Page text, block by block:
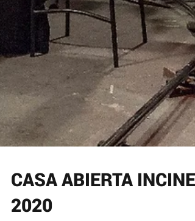
CASA ABIERTA INCINE,